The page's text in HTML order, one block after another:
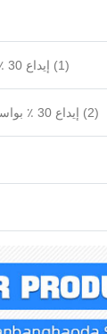
(1) إيداع 30 ٪ TT مقدما وتوازن 70 ٪ TT قبل التسليم.
(2) إيداع 30 ٪ بواسطة T/T ، الرصيد بواسطة L/C عند الأفق.